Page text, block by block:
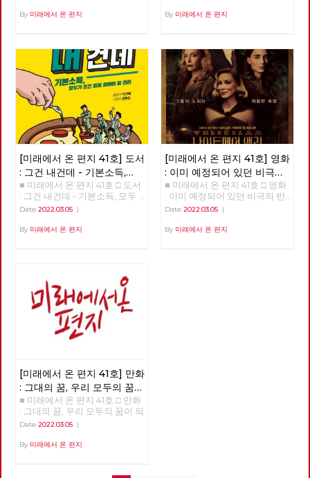
By 미래에서 온 편지 By 미래에서 온 편지
[미래에서 온 편지 41호] 도서
: 그건 내건데 - 기본소득,
모두가 차별없이 찾아야 할
권리
■ 미래에서 온 편지 41호 □ 도서
: 그건 내건데 - 기본소득, 모두
가 차별없이 찾아야 할 권리
Date 2022.03.05 |
By 미래에서 온 편지
[미래에서 온 편지 41호] 영화
: 이미 예정되어 있던 비극의
반복 – 나이트메어 앨리
■ 미래에서 온 편지 41호 □ 영화
: 이미 예정되어 있던 비극의 반
복 – 나이트메어 앨리 >>>>>>
Date 2022.03.05|
By 미래에서 온 편지
[미래에서 온 편지 41호] 만화
: 그대의 꿈, 우리 모두의 꿈이
되어
■ 미래에서 온 편지 41호 □ 만화
: 그대의 꿈, 우리 모두의 꿈이 되
어 >>>>>> 업로드 준비중
Date 2022.03.05 |
By 미래에서 온 편지